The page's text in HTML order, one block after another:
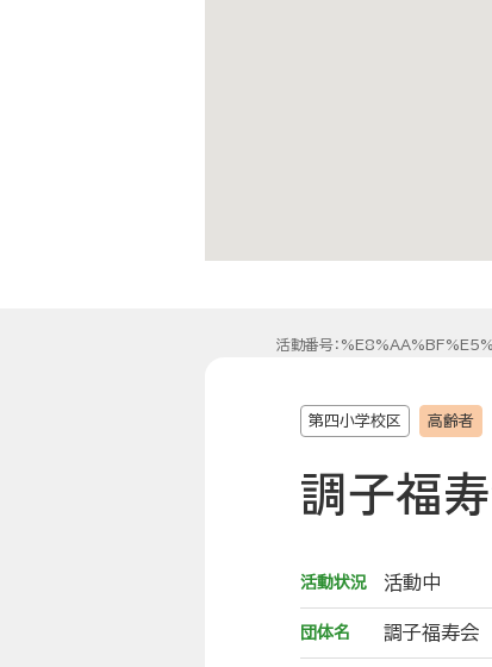
活動番号：
第四小学校区 高齢者
調子福
活動状況 活動中
団体名 調子福寿会